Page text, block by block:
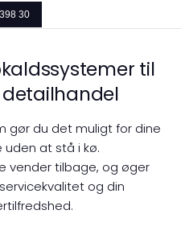
30
til
gør du det muligt for dine
at stå i kø.
vender tilbage, og øger
og din